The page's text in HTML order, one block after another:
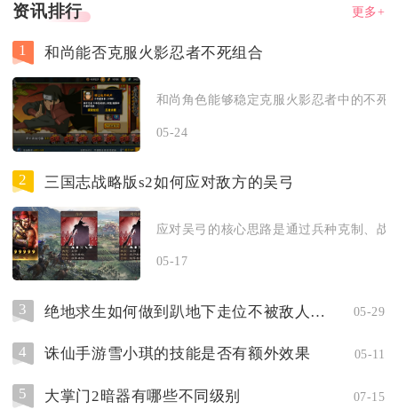
资讯排行 更多+
1 和尚能否克服火影忍者不死组合
和尚角色能够稳定克服火影忍者中的不死
05-24
2 三国志战略版s2如何应对敌方的吴弓
应对吴弓的核心思路是通过兵种克制、战
05-17
3 绝地求生如何做到趴地下走位不被敌人发现 05-29
4 诛仙手游雪小琪的技能是否有额外效果 05-11
5 大掌门2暗器有哪些不同级别 07-15